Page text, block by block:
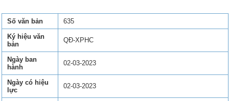
Số văn bản
635
Ký hiệu văn
bản
QĐ-XPHC
Ngày ban
hành
02-03-2023
Ngày có hiệu
lực
02-03-2023